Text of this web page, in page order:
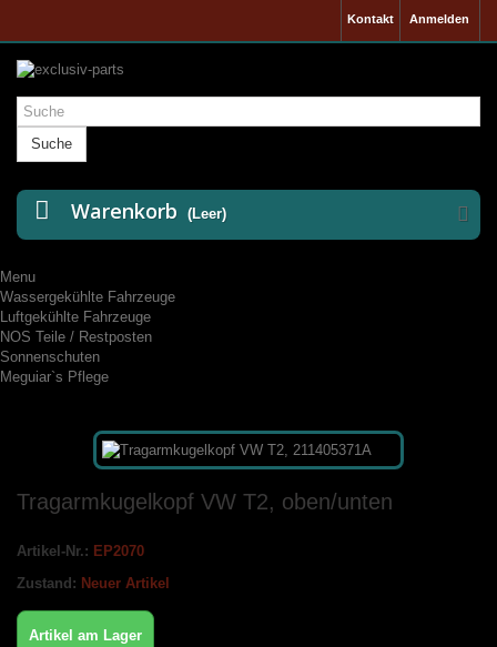
Anmelden
Kontakt
Suche
Warenkorb (Leer)
Menu
Wassergekühlte Fahrzeuge
Luftgekühlte Fahrzeuge
NOS Teile / Restposten
Sonnenschuten
Meguiar`s Pflege
Tragarmkugelkopf VW T2, oben/unten
Artikel-Nr.: EP2070
Zustand: Neuer Artikel
Artikel am Lager